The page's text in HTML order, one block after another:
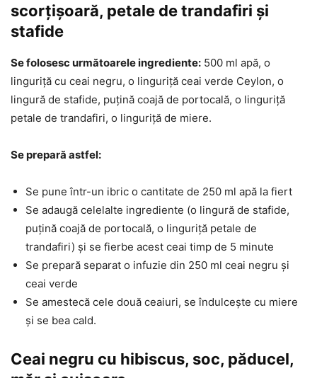
scorțișoară, petale de trandafiri și
stafide
Se folosesc următoarele ingrediente: 500 ml apă, o
linguriță cu ceai negru, o linguriță ceai verde Ceylon, o
lingură de stafide, puțină coajă de portocală, o linguriță
petale de trandafiri, o linguriță de miere.
Se prepară astfel:
Se pune într-un ibric o cantitate de 250 ml apă la fiert
Se adaugă celelalte ingrediente (o lingură de stafide,
puțină coajă de portocală, o linguriță petale de
trandafiri) și se fierbe acest ceai timp de 5 minute
Se prepară separat o infuzie din 250 ml ceai negru și
ceai verde
Se amestecă cele două ceaiuri, se îndulcește cu miere
și se bea cald.
Ceai negru cu hibiscus, soc, păducel,